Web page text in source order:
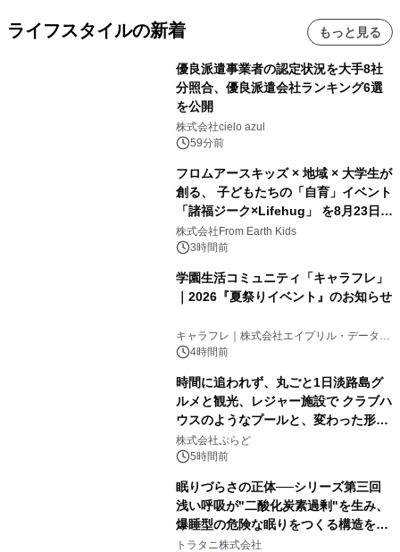
ライフスタイルの新着 もっと見る
優良派遣事業者の認定状況を大手8社
分照合、優良派遣会社ランキング6選
を公開
株式会社cielo azul
59分前
フロムアースキッズ × 地域 × 大学生が
創る、 子どもたちの「自育」イベント
「諸福ジーク×Lifehug」 を8月23日
(日)開催
株式会社From Earth Kids
3時間前
学園生活コミュニティ「キャラフレ」
｜2026『夏祭りイベント』のお知らせ
キャラフレ｜株式会社エイプリル・データ・
デザインズ
4時間前
時間に追われず、丸ごと1日淡路島グ
ルメと観光、レジャー施設で クラブハ
ウスのようなプールと、変わった形の
サウナも 「THE BOXY AWAJI」のお
得な素泊まり連泊プランで
株式会社ぷらど
5時間前
眠りづらさの正体──シリーズ第三回
浅い呼吸が"二酸化炭素過剰"を生み、
爆睡型の危険な眠りをつくる構造を解
説
トラタニ株式会社